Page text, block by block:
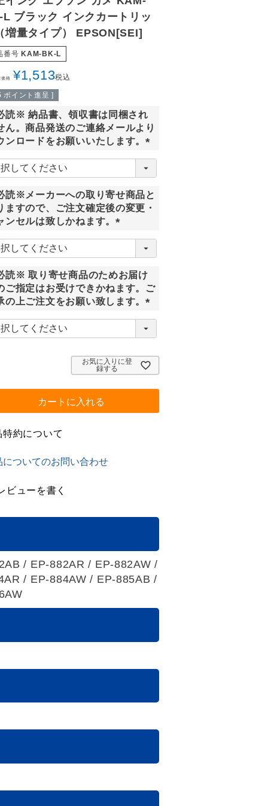
ブラック インクカートリッ
増量タイプ） EPSON[SEI]
番号 KAM-BK-L
価格 ¥1,513税込
ポイント進呈 ]
※ 納品書、領収書は同梱され
ん。商品発送のご連絡メールより
ンロードをお願いいたします。
(
必
)
※メーカーへの取り寄せ商品と
ますので、ご注文確定後の変更・
ンセルは致しかねます。
(
)
※ 取り寄せ商品のためお届け
ご指定はお受けできかねます。ご
の上ご注文をお願い致します。
(
必
)
お気に入りに登
録する
カートに入れる
特約について
についてのお問い合わせ
ビューを書く
/ EP-882AR / EP-882AW /
/ EP-884AW / EP-885AB /